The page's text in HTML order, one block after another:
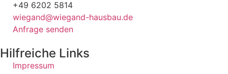
+49 6202 5814
wiegand@wiegand-hausbau.de
Anfrage senden
Hilfreiche Links
Impressum